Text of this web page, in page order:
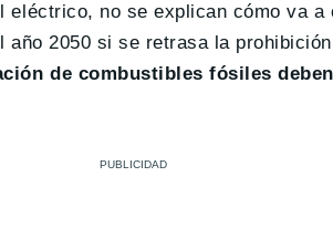
eléctrico, no se explican cómo va
2050 si se retrasa la
de combustibles fósiles